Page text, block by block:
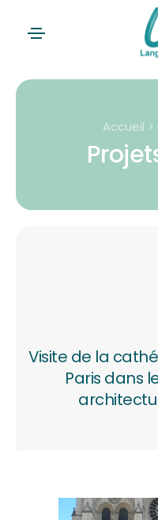
Accueil
Visite de la
Paris dans